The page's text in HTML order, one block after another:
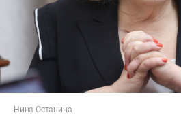
Нина Останина